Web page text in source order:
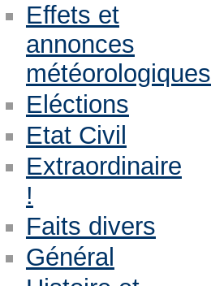
Effets et
annonces
météorologiques
Eléctions
Etat Civil
Extraordinaire
!
Faits divers
Général